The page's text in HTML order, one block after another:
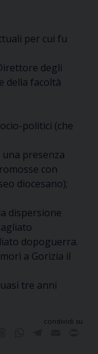
per cui fu
degli
della facoltà
politici (che
presenza
con
diocesano);
dispersione
dopoguerra.
a Gorizia il
tre anni
condividi su